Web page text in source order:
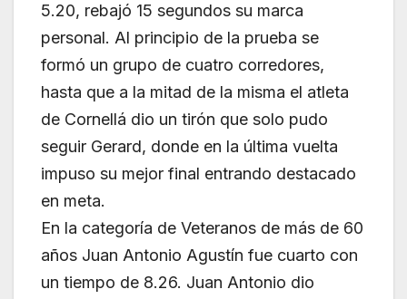
5.20, rebajó 15 segundos su marca
personal. Al principio de la prueba se
formó un grupo de cuatro corredores,
hasta que a la mitad de la misma el atleta
de Cornellá dio un tirón que solo pudo
seguir Gerard, donde en la última vuelta
impuso su mejor final entrando destacado
en meta.
En la categoría de Veteranos de más de 60
años Juan Antonio Agustín fue cuarto con
un tiempo de 8.26. Juan Antonio dio